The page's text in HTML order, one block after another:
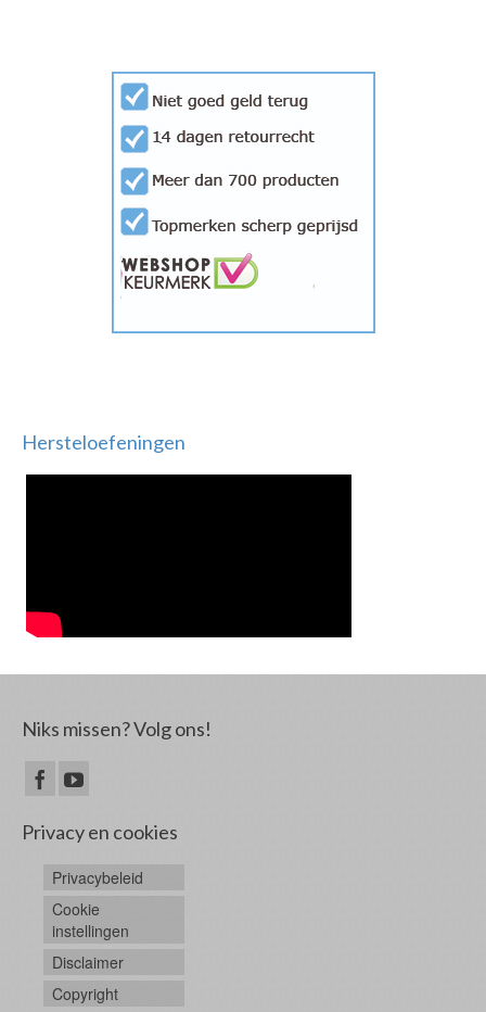
Hersteloefeningen
Niks missen? Volg ons!
Privacy en cookies
Privacybeleid
Cookie
instellingen
Disclaimer
Copyright